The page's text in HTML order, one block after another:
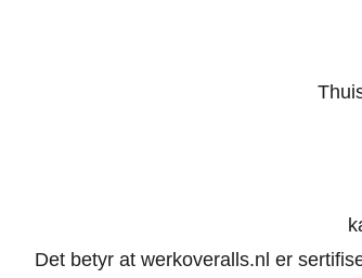
Det betyr at werkoveralls.nl er